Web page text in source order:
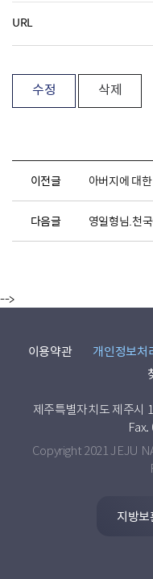
URL
수정 삭제
이전글 아버지에 대
다음글 영일형님.천
-->
이용약관 개인정보처
제주특별자치도 제주시
Copyright 2021 JEJU
지방